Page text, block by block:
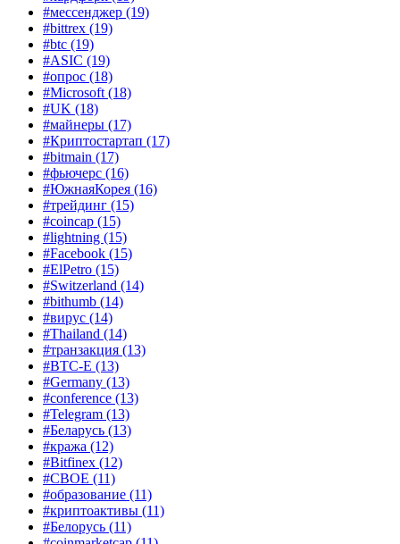
#мессенджер (19)
#bittrex (19)
#btc (19)
#ASIC (19)
#опрос (18)
#Microsoft (18)
#UK (18)
#майнеры (17)
#Криптостартап (17)
#bitmain (17)
#фьючерс (16)
#ЮжнаяКорея (16)
#трейдинг (15)
#coincap (15)
#lightning (15)
#Facebook (15)
#ElPetro (15)
#Switzerland (14)
#bithumb (14)
#вирус (14)
#Thailand (14)
#транзакция (13)
#BTC-E (13)
#Germany (13)
#conference (13)
#Telegram (13)
#Беларусь (13)
#кража (12)
#Bitfinex (12)
#CBOE (11)
#образование (11)
#криптоактивы (11)
#Белорусь (11)